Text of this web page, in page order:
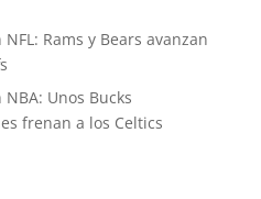
NFL: Rams y Bears avanzan
NBA: Unos Bucks
frenan a los Celtics